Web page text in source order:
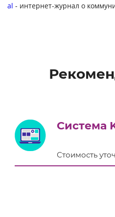
al - интернет-журнал о
Система
Стоимость